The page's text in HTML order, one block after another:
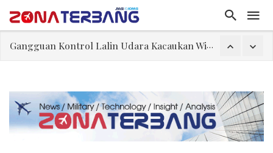
Dua Pesawat Nyaris Tabrakan di Haneda
Trump Batasi Hak Kewarganegaraan Lewat Kelahiran dan Larang “Wisata Bersalin”
Sjafrie Sjamsoeddin: Jangan Sakiti Hati Rakyat